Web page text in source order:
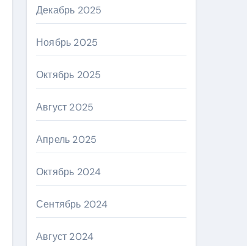
Декабрь 2025
Ноябрь 2025
Октябрь 2025
Август 2025
Апрель 2025
Октябрь 2024
Сентябрь 2024
Август 2024